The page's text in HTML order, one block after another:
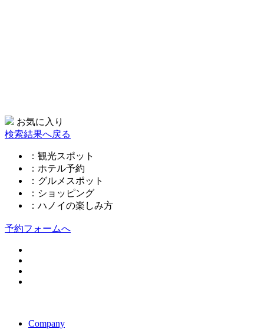
お気に入り
検索結果へ戻る
：観光スポット
：ホテル予約
：グルメスポット
：ショッピング
：ハノイの楽しみ方
予約フォームへ
Company